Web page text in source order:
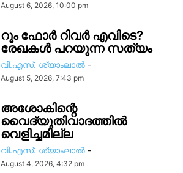
August 6, 2026, 10:00 pm
റൂം ഫോർ റിവർ എവിടെ?
രേഖകൾ പറയുന്ന സത്യം
വി.എസ്. ശ്യാംലാൽ -
August 5, 2026, 7:43 pm
അശോകിന്റെ
വൈദ്യുതിവാദത്തിൽ
വെളിച്ചമില്ല
വി.എസ്. ശ്യാംലാൽ -
August 4, 2026, 4:32 pm